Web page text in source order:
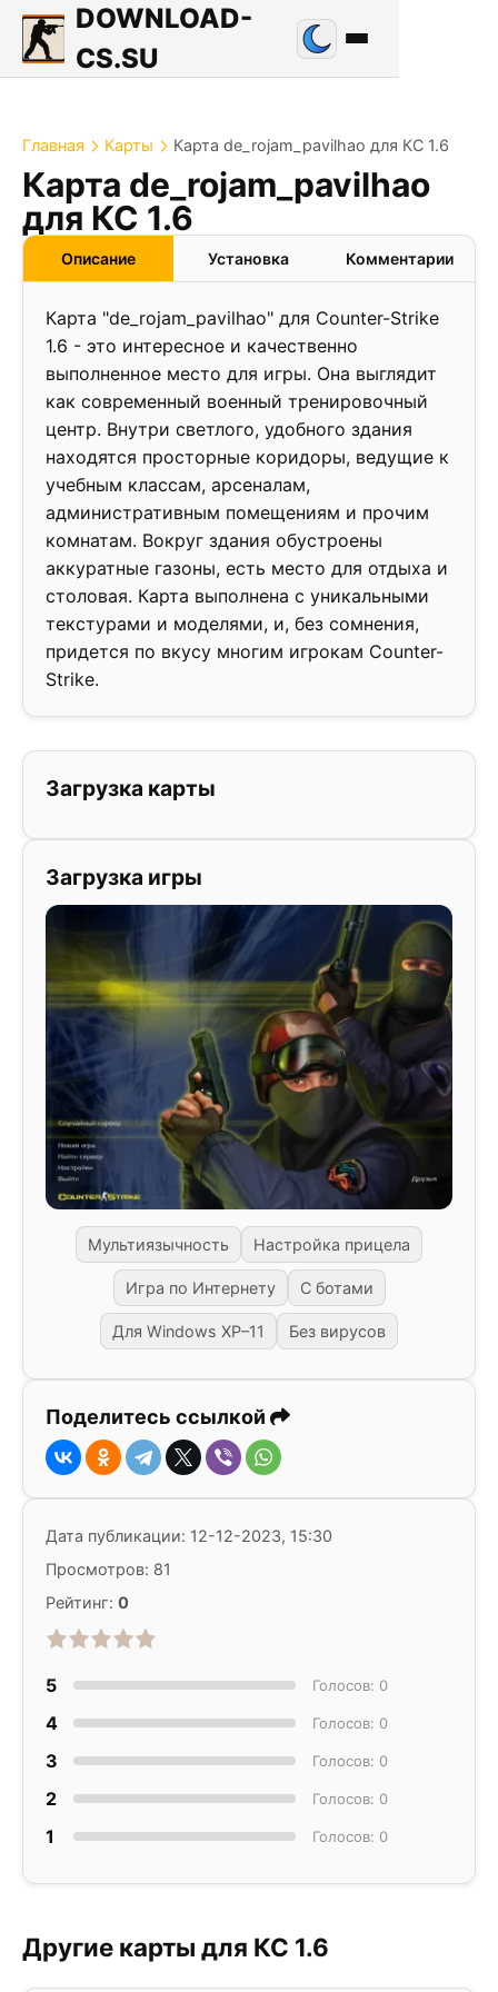
DOWNLOAD-
CS.SU
Главная Карты Карта de_rojam_pavilhao для КС 1.6
Карта de_rojam_pavilhao
для КС 1.6
❮ ❯
2.7
Описание Установка Комментарии
Карта "de_rojam_pavilhao" для Counter-Strike
1.6 - это интересное и качественно
выполненное место для игры. Она выглядит
как современный военный тренировочный
центр. Внутри светлого, удобного здания
находятся просторные коридоры, ведущие к
учебным классам, арсеналам,
административным помещениям и прочим
комнатам. Вокруг здания обустроены
аккуратные газоны, есть место для отдыха и
столовая. Карта выполнена с уникальными
текстурами и моделями, и, без сомнения,
придется по вкусу многим игрокам Counter-
Strike.
Загрузка карты
Загрузка игры
Мультиязычность Настройка прицела
Игра по Интернету С ботами
Для Windows XP–11 Без вирусов
Поделитесь ссылкой
Дата публикации: 12-12-2023, 15:30
Просмотров: 81
Рейтинг: 0
5 Голосов: 0
4 Голосов: 0
3 Голосов: 0
2 Голосов: 0
1 Голосов: 0
Другие карты для КС 1.6